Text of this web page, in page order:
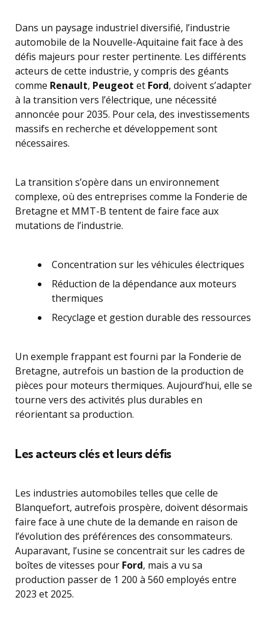
Dans un paysage industriel diversifié, l’industrie
automobile de la Nouvelle-Aquitaine fait face à des
défis majeurs pour rester pertinente. Les différents
acteurs de cette industrie, y compris des géants
comme Renault, Peugeot et Ford, doivent s’adapter
à la transition vers l’électrique, une nécessité
annoncée pour 2035. Pour cela, des investissements
massifs en recherche et développement sont
nécessaires.
La transition s’opère dans un environnement
complexe, où des entreprises comme la Fonderie de
Bretagne et MMT-B tentent de faire face aux
mutations de l’industrie.
Concentration sur les véhicules électriques
Réduction de la dépendance aux moteurs
thermiques
Recyclage et gestion durable des ressources
Un exemple frappant est fourni par la Fonderie de
Bretagne, autrefois un bastion de la production de
pièces pour moteurs thermiques. Aujourd’hui, elle se
tourne vers des activités plus durables en
réorientant sa production.
Les acteurs clés et leurs défis
Les industries automobiles telles que celle de
Blanquefort, autrefois prospère, doivent désormais
faire face à une chute de la demande en raison de
l’évolution des préférences des consommateurs.
Auparavant, l’usine se concentrait sur les cadres de
boîtes de vitesses pour Ford, mais a vu sa
production passer de 1 200 à 560 employés entre
2023 et 2025.